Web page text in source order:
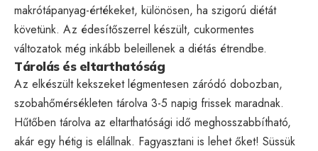
makrótápanyag-értékeket, különösen, ha szigorú diétát
követünk. Az édesítőszerrel készült, cukormentes
változatok még inkább beleillenek a diétás étrendbe.
Tárolás és eltarthatóság
Az elkészült kekszeket légmentesen záródó dobozban,
szobahőmérsékleten tárolva 3-5 napig frissek maradnak.
Hűtőben tárolva az eltarthatósági idő meghosszabbítható,
akár egy hétig is elállnak. Fagyasztani is lehet őket! Süssük